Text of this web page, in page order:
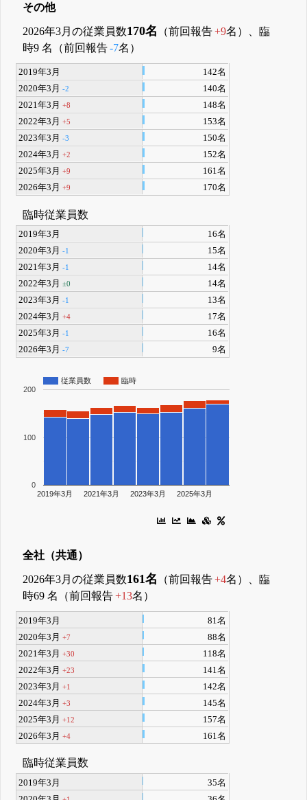
その他
2026年3月の従業員数170名 （前回報告+9名）、臨
時9 名（前回報告-7名）
2019年3月
142名
2020年3月-2
140名
2021年3月+8
148名
2022年3月+5
153名
2023年3月-3
150名
2024年3月+2
152名
2025年3月+9
161名
2026年3月+9 170名
臨時従業員数
2019年3月
16名
2020年3月-1
15名
2021年3月-1
14名
2022年3月±0
14名
2023年3月-1
13名
2024年3月+4
17名
2025年3月-1
16名
2026年3月-7 9名
従業員数 臨時
2019年3月 2021年3月 2023年3月 2025年3月
0
100
200
全社（共通）
2026年3月の従業員数161名 （前回報告+4名）、臨
時69 名（前回報告+13名）
2019年3月
81名
2020年3月+7
88名
2021年3月+30
118名
2022年3月+23
141名
2023年3月+1
142名
2024年3月+3
145名
2025年3月+12
157名
2026年3月+4 161名
臨時従業員数
2019年3月
35名